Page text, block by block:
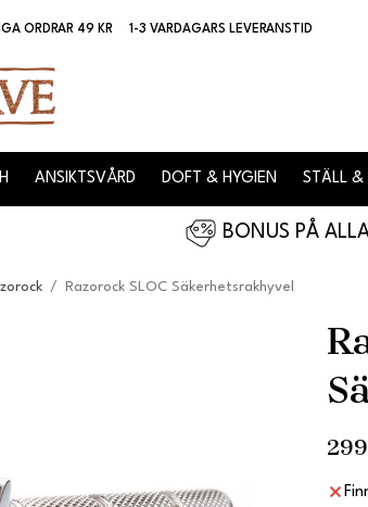
ORDRAR 49 KR 1-3 VARDAGARS LEVERANSTID
ANSIKTSVÅRD DOFT & HYGIEN STÄLL &
BONUS PÅ
/ Razorock SLOC Säkerhetsrakhyvel